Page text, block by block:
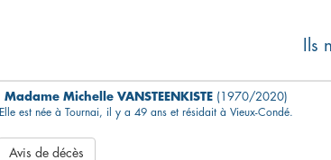
Ils
Madame Michelle VANSTEENKISTE (1970/2020)
Elle est née à Tournai, il y a 49 ans et résidait à Vieux-Condé.
Avis de décès